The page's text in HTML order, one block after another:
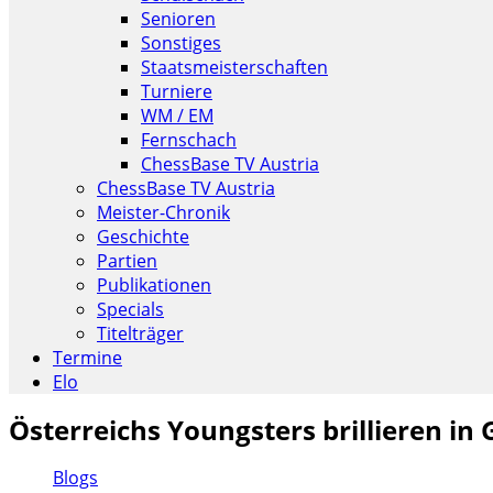
Senioren
Sonstiges
Staatsmeisterschaften
Turniere
WM / EM
Fernschach
ChessBase TV Austria
ChessBase TV Austria
Meister-Chronik
Geschichte
Partien
Publikationen
Specials
Titelträger
Termine
Elo
Österreichs Youngsters brillieren in
Blogs